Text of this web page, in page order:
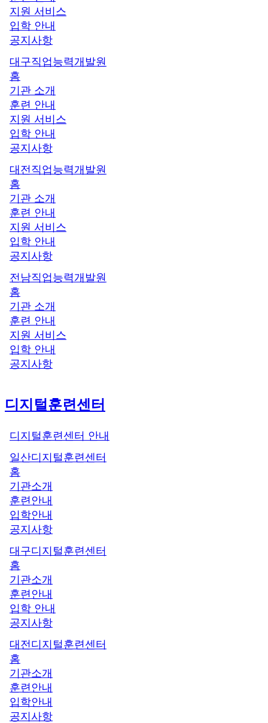
지원 서비스
입학 안내
공지사항
대구직업능력개발원
홈
기관 소개
훈련 안내
지원 서비스
입학 안내
공지사항
대전직업능력개발원
홈
기관 소개
훈련 안내
지원 서비스
입학 안내
공지사항
전남직업능력개발원
홈
기관 소개
훈련 안내
지원 서비스
입학 안내
공지사항
디지털훈련센터
디지털훈련센터 안내
일산디지털훈련센터
홈
기관소개
훈련안내
입학안내
공지사항
대구디지털훈련센터
홈
기관소개
훈련안내
입학 안내
공지사항
대전디지털훈련센터
홈
기관소개
훈련안내
입학안내
공지사항